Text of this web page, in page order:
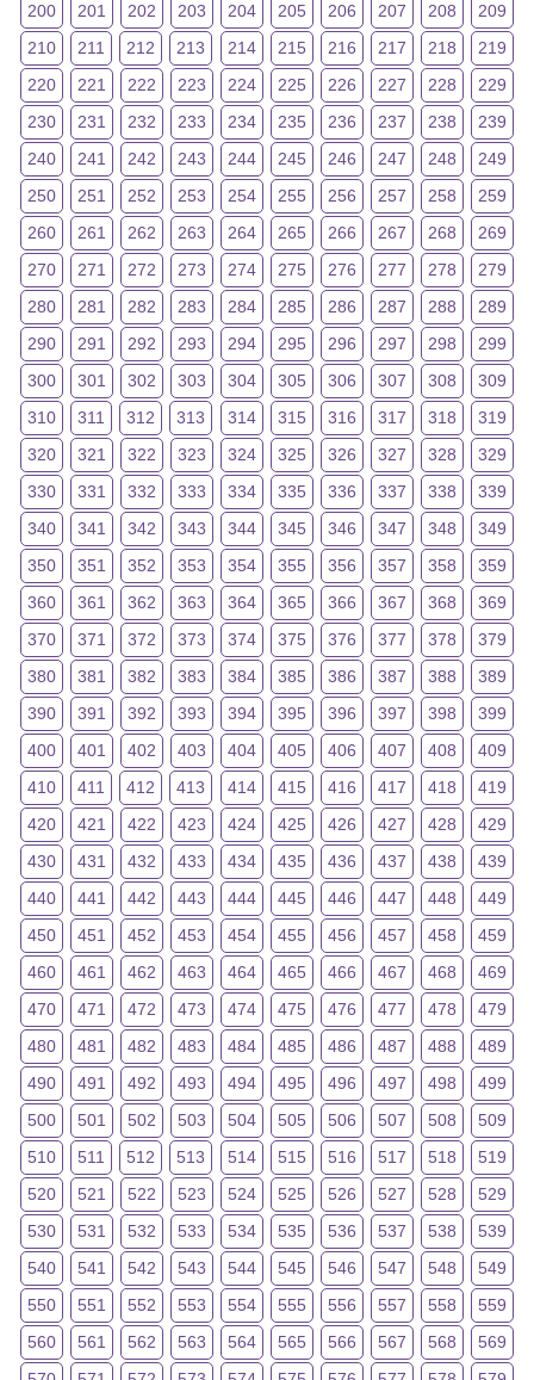
200 201 202 203 204 205 206 207 208
209
210
211 212 213 214 215 216 217 218
219
220
221 222 223 224 225 226 227 228
229
230
231 232 233 234 235 236 237 238
239
240
241 242 243 244 245 246 247 248
249
250
251 252 253 254 255 256 257 258
259
260
261 262 263 264 265 266 267 268
269
270
271 272 273 274 275 276 277 278
279
280
281 282 283 284 285 286 287 288
289
290
291 292 293 294 295 296 297 298
299
300
301 302 303 304 305 306 307 308
309
310
311 312 313 314 315 316 317 318
319
320
321 322 323 324 325 326 327 328
329
330
331 332 333 334 335 336 337 338
339
340
341 342 343 344 345 346 347 348
349
350
351 352 353 354 355 356 357 358
359
360
361 362 363 364 365 366 367 368
369
370
371 372 373 374 375 376 377 378
379
380
381 382 383 384 385 386 387 388
389
390
391 392 393 394 395 396 397 398
399
400
401 402 403 404 405 406 407 408
409
410
411 412 413 414 415 416 417 418
419
420
421 422 423 424 425 426 427 428
429
430
431 432 433 434 435 436 437 438
439
440
441 442 443 444 445 446 447 448
449
450
451 452 453 454 455 456 457 458
459
460
461 462 463 464 465 466 467 468
469
470
471 472 473 474 475 476 477 478
479
480
481 482 483 484 485 486 487 488
489
490
491 492 493 494 495 496 497 498
499
500
501 502 503 504 505 506 507 508
509
510
511 512 513 514 515 516 517 518
519
520
521 522 523 524 525 526 527 528
529
530
531 532 533 534 535 536 537 538
539
540
541 542 543 544 545 546 547 548
549
550
551 552 553 554 555 556 557 558
559
560
561 562 563 564 565 566 567 568
569